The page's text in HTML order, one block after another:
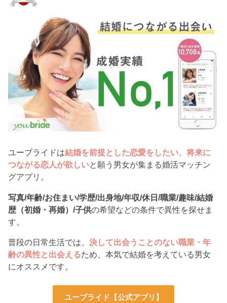
ユーブライドは結婚を前提とした恋愛をしたい、将来に
つながる恋人が欲しいと願う男女が集まる婚活マッチン
グアプリ。
写真/年齢/お住まい/学歴/出身地/年収/休日/職業/趣味/結婚
歴（初婚・再婚）/子供の希望などの条件で異性を探せま
す。
普段の日常生活では、決して出会うことのない職業・年
齢の異性と出会えるため、本気で結婚を考えている男女
にオススメです。
ユーブライド 【公式アプリ】